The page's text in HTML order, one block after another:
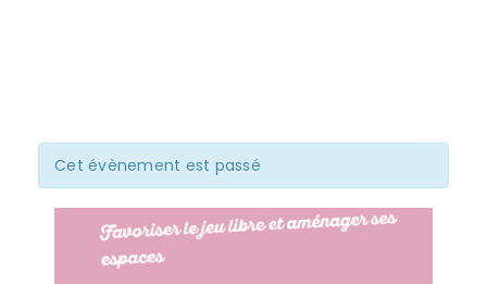
Cet évènement est passé